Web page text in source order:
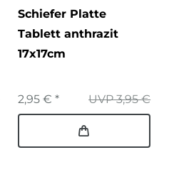
Schiefer Platte
Tablett anthrazit
17x17cm
UVP 3,95 €
2,95 € *